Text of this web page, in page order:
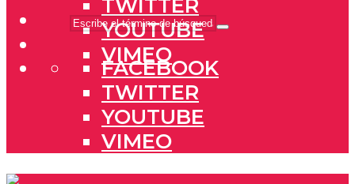
TWITTER
YOUTUBE
VIMEO
FACEBOOK
TWITTER
YOUTUBE
VIMEO